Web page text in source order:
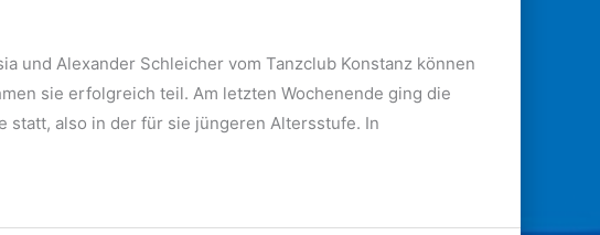
und Alexander Schleicher vom Tanzclub Konstanz können
sie erfolgreich teil. Am letzten Wochenende ging die
statt, also in der für sie jüngeren Altersstufe. In